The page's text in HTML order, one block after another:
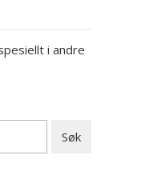
i andre